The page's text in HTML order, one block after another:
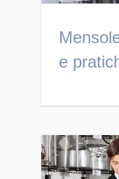
e